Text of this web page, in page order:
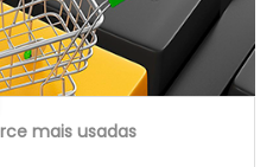
mais usadas